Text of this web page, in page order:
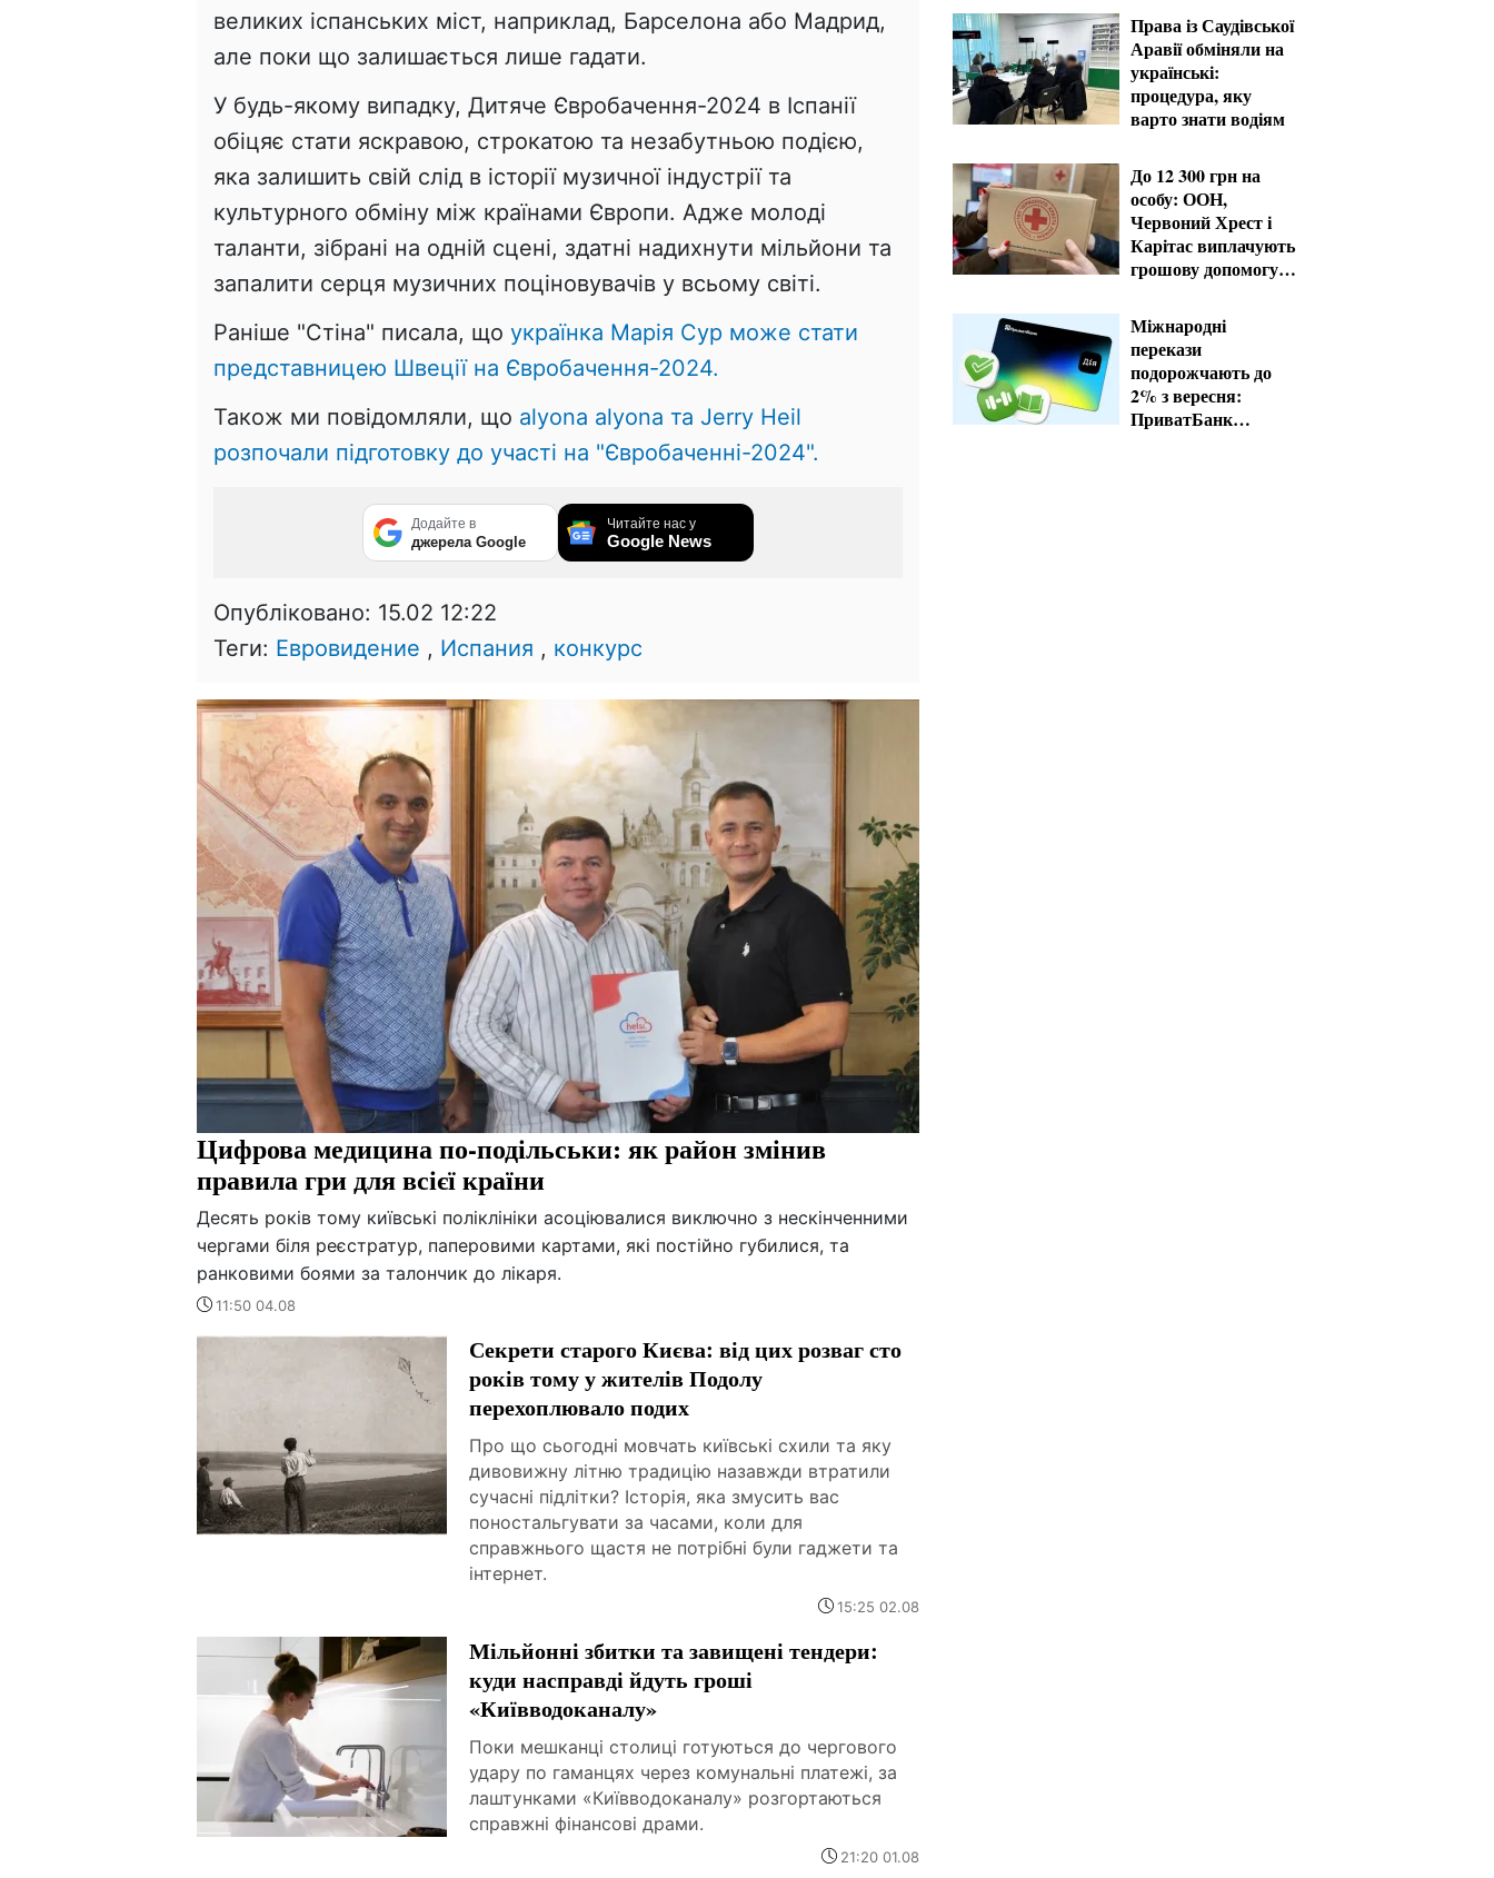
великих іспанських міст, наприклад, Барселона або Мадрид,
але поки що залишається лише гадати.
У будь-якому випадку, Дитяче Євробачення-2024 в Іспанії
обіцяє стати яскравою, строкатою та незабутньою подією,
яка залишить свій слід в історії музичної індустрії та
культурного обміну між країнами Європи. Адже молоді
таланти, зібрані на одній сцені, здатні надихнути мільйони та
запалити серця музичних поціновувачів у всьому світі.
Раніше "Стіна" писала, що українка Марія Сур може стати
представницею Швеції на Євробачення-2024.
Також ми повідомляли, що alyona alyona та Jerry Heil
розпочали підготовку до участі на "Євробаченні-2024".
Додайте в
джерела Google
Читайте нас у
Google News
Опубліковано: 15.02 12:22
Теги: Евровидение , Испания , конкурс
Цифрова медицина по-подільськи: як район змінив
правила гри для всієї країни
Десять років тому київські поліклініки асоціювалися виключно з нескінченними
чергами біля реєстратур, паперовими картами, які постійно губилися, та
ранковими боями за талончик до лікаря.
11:50 04.08
Секрети старого Києва: від цих розваг сто
років тому у жителів Подолу
перехоплювало подих
Про що сьогодні мовчать київські схили та яку
дивовижну літню традицію назавжди втратили
сучасні підлітки? Історія, яка змусить вас
поностальгувати за часами, коли для
справжнього щастя не потрібні були гаджети та
інтернет.
15:25 02.08
Мільйонні збитки та завищені тендери:
куди насправді йдуть гроші
«Київводоканалу»
Поки мешканці столиці готуються до чергового
удару по гаманцях через комунальні платежі, за
лаштунками «Київводоканалу» розгортаються
справжні фінансові драми.
21:20 01.08
Права із Саудівської
Аравії обміняли на
українські:
процедура, яку
варто знати водіям
До 12 300 грн на
особу: ООН,
Червоний Хрест і
Карітас виплачують
грошову допомогу в
Міжнародні
перекази
подорожчають до
2% з вересня:
ПриватБанк